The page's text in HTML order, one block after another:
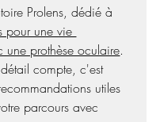
Prolens, dédié à
pour une vie
une prothèse oculaire.
compte, c'est
utiles
parcours avec